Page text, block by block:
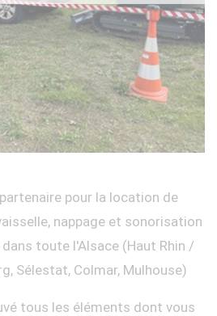
pour la location de
nappage et sonorisation
toute l'Alsace (Haut Rhin /
Sélestat, Colmar, Mulhouse)
tous les éléments dont vous